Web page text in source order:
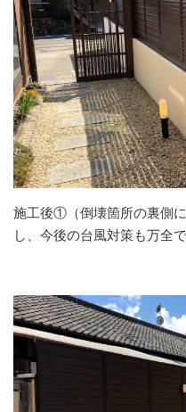
施工後①（倒壊箇所の裏側
し、今後の台風対策も万全で